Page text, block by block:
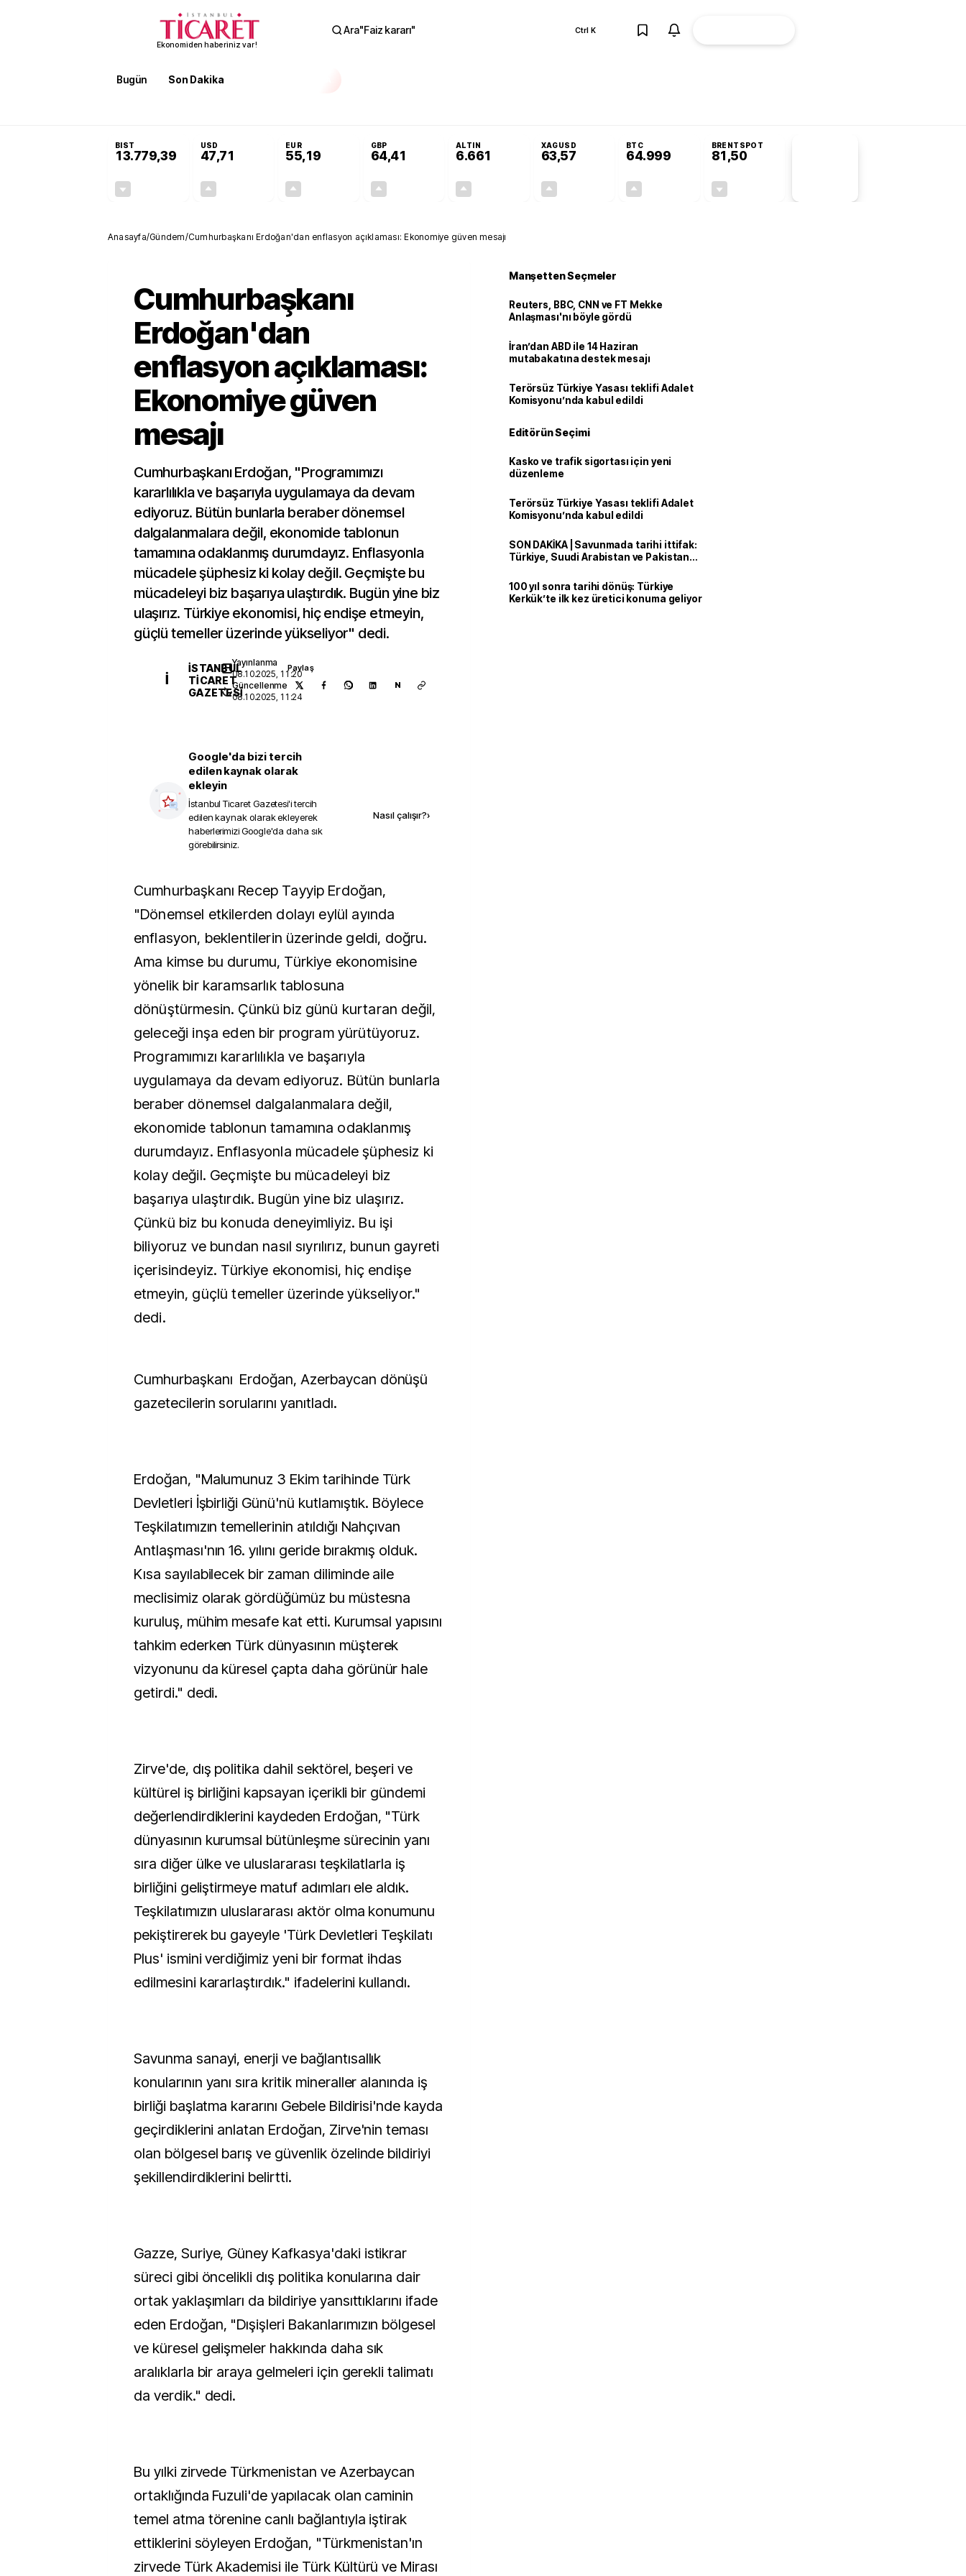
Ekonomiden haberiniz var!
Ara"Faiz kararı" Ctrl K
Bugün Son Dakika
BIST
13.779,39
USD
47,71
EUR
55,19
GBP
64,41
ALTIN
6.661
XAGUSD
63,57
BTC
64.999
BRENTSPOT
81,50
Anasayfa/Gündem/Cumhurbaşkanı Erdoğan'dan enflasyon açıklaması: Ekonomiye güven mesajı
Cumhurbaşkanı
Erdoğan'dan
enflasyon açıklaması:
Ekonomiye güven
mesajı
Cumhurbaşkanı Erdoğan, "Programımızı
kararlılıkla ve başarıyla uygulamaya da devam
ediyoruz. Bütün bunlarla beraber dönemsel
dalgalanmalara değil, ekonomide tablonun
tamamına odaklanmış durumdayız. Enflasyonla
mücadele şüphesiz ki kolay değil. Geçmişte bu
mücadeleyi biz başarıya ulaştırdık. Bugün yine biz
ulaşırız. Türkiye ekonomisi, hiç endişe etmeyin,
güçlü temeller üzerinde yükseliyor" dedi.
İ
İSTANBUL
TICARET
GAZETESI
Yayınlanma
08.10.2025, 11:20
Güncellenme
08.10.2025, 11:24
Paylaş
N
Google'da bizi tercih
edilen kaynak olarak
ekleyin
İstanbul Ticaret Gazetesi'i tercih
edilen kaynak olarak ekleyerek
haberlerimizi Google'da daha sık
görebilirsiniz.
Nasıl çalışır?›
Cumhurbaşkanı Recep Tayyip Erdoğan,
"Dönemsel etkilerden dolayı eylül ayında
enflasyon, beklentilerin üzerinde geldi, doğru.
Ama kimse bu durumu, Türkiye ekonomisine
yönelik bir karamsarlık tablosuna
dönüştürmesin. Çünkü biz günü kurtaran değil,
geleceği inşa eden bir program yürütüyoruz.
Programımızı kararlılıkla ve başarıyla
uygulamaya da devam ediyoruz. Bütün bunlarla
beraber dönemsel dalgalanmalara değil,
ekonomide tablonun tamamına odaklanmış
durumdayız. Enflasyonla mücadele şüphesiz ki
kolay değil. Geçmişte bu mücadeleyi biz
başarıya ulaştırdık. Bugün yine biz ulaşırız.
Çünkü biz bu konuda deneyimliyiz. Bu işi
biliyoruz ve bundan nasıl sıyrılırız, bunun gayreti
içerisindeyiz. Türkiye ekonomisi, hiç endişe
etmeyin, güçlü temeller üzerinde yükseliyor."
dedi.
Cumhurbaşkanı Erdoğan, Azerbaycan dönüşü
gazetecilerin sorularını yanıtladı.
Erdoğan, "Malumunuz 3 Ekim tarihinde Türk
Devletleri İşbirliği Günü'nü kutlamıştık. Böylece
Teşkilatımızın temellerinin atıldığı Nahçıvan
Antlaşması'nın 16. yılını geride bırakmış olduk.
Kısa sayılabilecek bir zaman diliminde aile
meclisimiz olarak gördüğümüz bu müstesna
kuruluş, mühim mesafe kat etti. Kurumsal yapısını
tahkim ederken Türk dünyasının müşterek
vizyonunu da küresel çapta daha görünür hale
getirdi." dedi.
Zirve'de, dış politika dahil sektörel, beşeri ve
kültürel iş birliğini kapsayan içerikli bir gündemi
değerlendirdiklerini kaydeden Erdoğan, "Türk
dünyasının kurumsal bütünleşme sürecinin yanı
sıra diğer ülke ve uluslararası teşkilatlarla iş
birliğini geliştirmeye matuf adımları ele aldık.
Teşkilatımızın uluslararası aktör olma konumunu
pekiştirerek bu gayeyle 'Türk Devletleri Teşkilatı
Plus' ismini verdiğimiz yeni bir format ihdas
edilmesini kararlaştırdık." ifadelerini kullandı.
Savunma sanayi, enerji ve bağlantısallık
konularının yanı sıra kritik mineraller alanında iş
birliği başlatma kararını Gebele Bildirisi'nde kayda
geçirdiklerini anlatan Erdoğan, Zirve'nin teması
olan bölgesel barış ve güvenlik özelinde bildiriyi
şekillendirdiklerini belirtti.
Gazze, Suriye, Güney Kafkasya'daki istikrar
süreci gibi öncelikli dış politika konularına dair
ortak yaklaşımları da bildiriye yansıttıklarını ifade
eden Erdoğan, "Dışişleri Bakanlarımızın bölgesel
ve küresel gelişmeler hakkında daha sık
aralıklarla bir araya gelmeleri için gerekli talimatı
da verdik." dedi.
Bu yılki zirvede Türkmenistan ve Azerbaycan
ortaklığında Fuzuli'de yapılacak olan caminin
temel atma törenine canlı bağlantıyla iştirak
ettiklerini söyleyen Erdoğan, "Türkmenistan'ın
zirvede Türk Akademisi ile Türk Kültürü ve Mirası
Manşetten Seçmeler
Reuters, BBC, CNN ve FT Mekke
Anlaşması'nı böyle gördü
İran’dan ABD ile 14 Haziran
mutabakatına destek mesajı
Terörsüz Türkiye Yasası teklifi Adalet
Komisyonu’nda kabul edildi
Editörün Seçimi
Kasko ve trafik sigortası için yeni
düzenleme
Terörsüz Türkiye Yasası teklifi Adalet
Komisyonu’nda kabul edildi
SON DAKİKA | Savunmada tarihi ittifak:
Türkiye, Suudi Arabistan ve Pakistan
100 yıl sonra tarihi dönüş: Türkiye
Kerkük’te ilk kez üretici konuma geliyor